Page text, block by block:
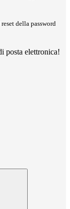
della password
posta elettronica!